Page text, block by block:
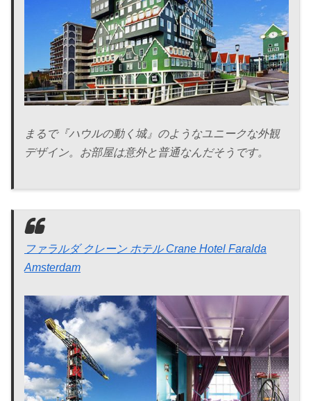
まるで『ハウルの動く城』のようなユニークな外観
デザイン。お部屋は意外と普通なんだそうです。
ファラルダ クレーン ホテル Crane Hotel Faralda
Amsterdam